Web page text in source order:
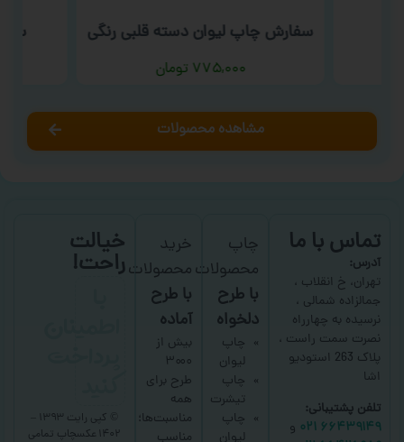
سفارش چاپ لیوان دسته قلبی رنگی
۷۷۵,۰۰۰ تومان
مشاهده محصولات
تماس با ما
آدرس:
تهران، خ انقلاب ،
جمالزاده شمالی ،
نرسیده به چهارراه
نصرت سمت راست ،
پلاک 263 استودیو
اشا
تلفن پشتیبانی:
۶۶۴۳۹۱۴۹ ۰۲۱
و
چاپ
محصولات
با طرح
دلخواه
چاپ
لیوان
چاپ
تیشرت
چاپ
لیوان
خرید
محصولات
با طرح
آماده
بیش از
۳۰۰۰
طرح برای
همه
مناسبت‌ها؛
مناسب
خیالت
راحت!
۱۴۰۲ عکسچاپ
تمامی